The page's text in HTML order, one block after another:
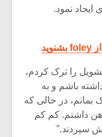
ایجاد نمود.
را ترک کردم،
باشم و به
بمانم، در حالی که
داشتم. کم کم
سپردند.”